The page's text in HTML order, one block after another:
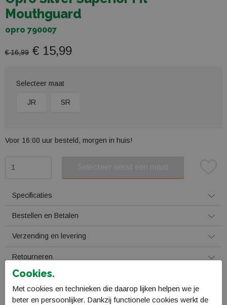
Mouthguard
opro 790007
€ 16,99 € 15,99
Selecteer maat
JR SR
Voor 16:00 uur besteld, morgen in huis!
Specificaties
Bestellen en Betalen
Verzending en levering
Retourneren
Gerelateerde producten
Cookies.
Met cookies en technieken die daarop lijken helpen we je
beter en persoonlijker. Dankzij functionele cookies werkt de